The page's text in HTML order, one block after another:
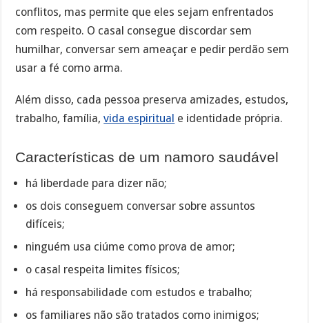
conflitos, mas permite que eles sejam enfrentados
com respeito. O casal consegue discordar sem
humilhar, conversar sem ameaçar e pedir perdão sem
usar a fé como arma.
Além disso, cada pessoa preserva amizades, estudos,
trabalho, família,vida espiritual e identidade própria.
Características de um namoro saudável
há liberdade para dizer não;
os dois conseguem conversar sobre assuntos
difíceis;
ninguém usa ciúme como prova de amor;
o casal respeita limites físicos;
há responsabilidade com estudos e trabalho;
os familiares não são tratados como inimigos;